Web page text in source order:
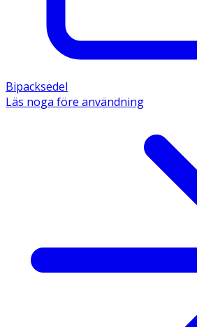
Bipacksedel
Läs noga före användning